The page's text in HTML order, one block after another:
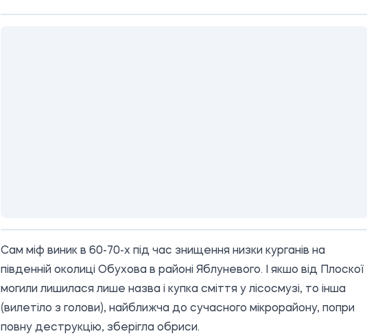
Сам міф виник в 60-70-х під час знищення низки курганів на
південній околиці Обухова в районі Яблуневого. І якшо від Плоскої
могили лишилася лише назва і купка сміття у лісосмузі, то інша
(вилетіло з голови), найближча до сучасного мікрорайону, попри
повну деструкцію, зберігла обриси.